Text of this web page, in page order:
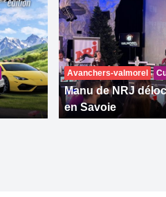
Avanchers-valmorel
Manu de NRJ
en Savoie